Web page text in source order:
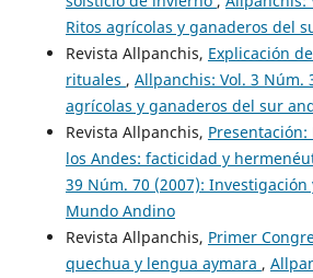
Ritos agrícolas y ganaderos del
Revista Allpanchis, Explicación
rituales , Allpanchis: Vol. 3 Núm.
agrícolas y ganaderos del sur
Revista Allpanchis,
los Andes: facticidad y
39 Núm. 70 (2007): Investigación
Mundo Andino
Revista Allpanchis, Primer
quechua y lengua aymara ,